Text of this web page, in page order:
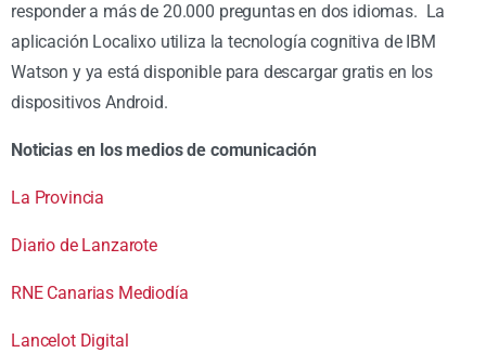
responder a más de 20.000 preguntas en dos idiomas. La
aplicación Localixo utiliza la tecnología cognitiva de IBM
Watson y ya está disponible para descargar gratis en los
dispositivos Android.
Noticias en los medios de comunicación
La Provincia
Diario de Lanzarote
RNE Canarias Mediodía
Lancelot Digital